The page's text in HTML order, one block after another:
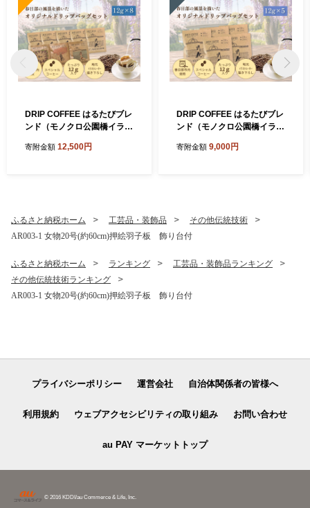
DRIP COFFEE はるたびブレ
ンド（モノクロ公園橋イラス
公園橋・藤イラスト）3パッ
寄附金額 12,500円
DRIP COFFEE はるたびブレ
ンド（モノクロ公園橋イラス
市 自家焙煎 ドリップバッグ
寄附金額 9,000円
ふるさと納税ホーム 工芸品・装飾品
その他伝統技術
AR003-1 女物20号(約60cm)押絵羽子板 飾り台付
ふるさと納税ホーム ランキング
工芸品・装飾品ランキング
その他伝統技術ランキング
AR003-1 女物20号(約60cm)押絵羽子板 飾り台付
プライバシーポリシー 運営会社 自治体関係者の皆様へ
利用規約 ウェブアクセシビリティの取り組み お問い合わせ
au PAY マーケットトップ
© 2016 KDDI/au Commerce & Life, Inc.